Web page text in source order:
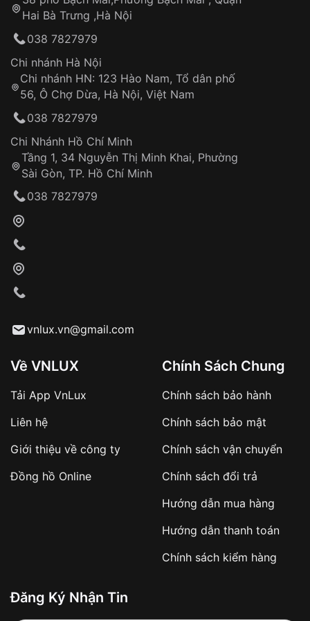
Hotline: 0585 215 215
Từ khóa SEO:
Khách hàng kiểm tra và thanh toán trực tiếp
Từ khóa SEO:
sản phẩm đặc biệt
hàng
Số tiền còn lại thanh toán khi nhận hàng hoặc
✔️ Đảm bảo xử lý đơn hàng nhanh chóng
✔️ Hạn chế tình trạng hủy đơn không mong
Từ khóa SEO:
Tự ý sửa chữa
thống VNLUX
Đảm bảo quyền lợi khách hàng
Đồng hành cùng khách hàng trong suốt quá
trình sử dụng
Hai Bà Trưng ,Hà Nội
038 7827979
Chi nhánh Hà Nội
Chi nhánh HN: 123 Hào Nam, Tổ dân phố
56, Ô Chợ Dừa, Hà Nội, Việt Nam
038 7827979
Chi Nhánh Hồ Chí Minh
Tầng 1, 34 Nguyễn Thị Minh Khai, Phường
Sài Gòn, TP. Hồ Chí Minh
038 7827979
vnlux.vn@gmail.com
Về VNLUX
Tải App VnLux
Liên hệ
Giới thiệu về công ty
Đồng hồ Online
Chính Sách Chung
Chính sách bảo hành
Chính sách bảo mật
Chính sách vận chuyển
Chính sách đổi trả
Hướng dẫn mua hàng
Hướng dẫn thanh toán
Chính sách kiểm hàng
Đăng Ký Nhận Tin